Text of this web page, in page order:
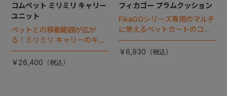
コムペット ミリミリ キャリー
ユニット
ペットとの移動範囲が広が
る！ミリミリ キャリーのキャ
リー部単品が登場！
￥26,400
フィカゴー プラムクッション
FikaGOシリーズ専用のマルチ
に使えるペットカートのコー
ナークッション登場。
￥6,930